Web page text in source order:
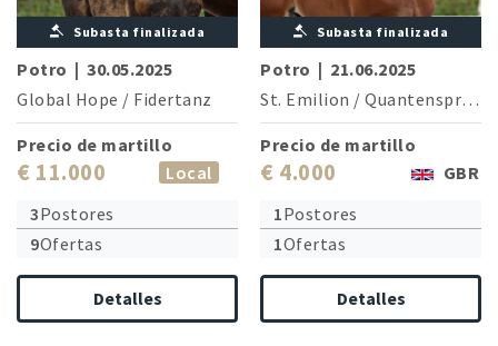
Subasta finalizada
Potro | 30.05.2025
Global Hope / Fidertanz
Precio de martillo
€ 11.000
Local
3Postores
9Ofertas
Detalles
Subasta finalizada
Potro | 21.06.2025
St. Emilion / Quantensprung
Precio de martillo
€ 4.000
GBR
1Postores
1Ofertas
Detalles